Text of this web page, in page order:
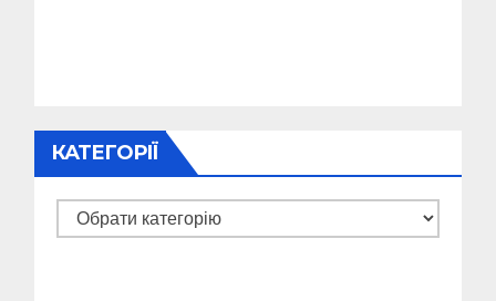
КАТЕГОРІЇ
Категорії